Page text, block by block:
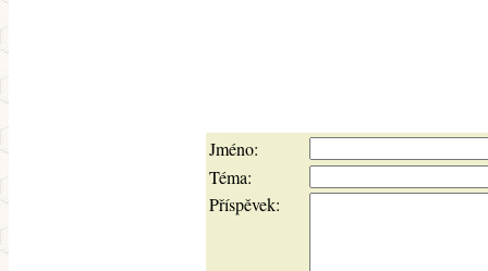
Jméno:
Téma:
Příspěvek: